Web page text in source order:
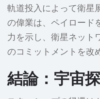
軌道投入によって衛星
の偉業は、ペイロード
力を示し、衛星ネット
のコミットメントを改
結論：宇宙